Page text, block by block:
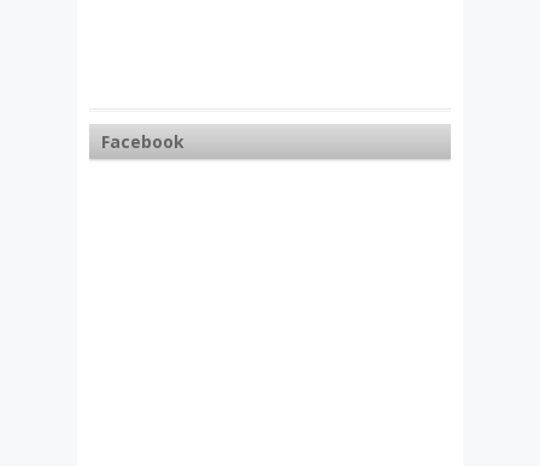
Facebook